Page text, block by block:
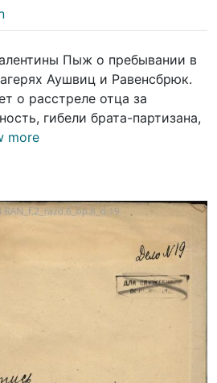
Пыж о пребывании в
Аушвиц и Равенсбрюк.
о расстреле отца за
гибели брата-партизана,
more